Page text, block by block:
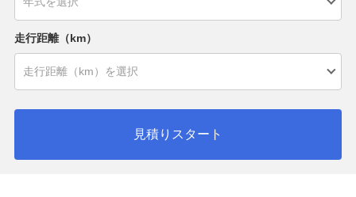
走行距離（km）
見積りスタート